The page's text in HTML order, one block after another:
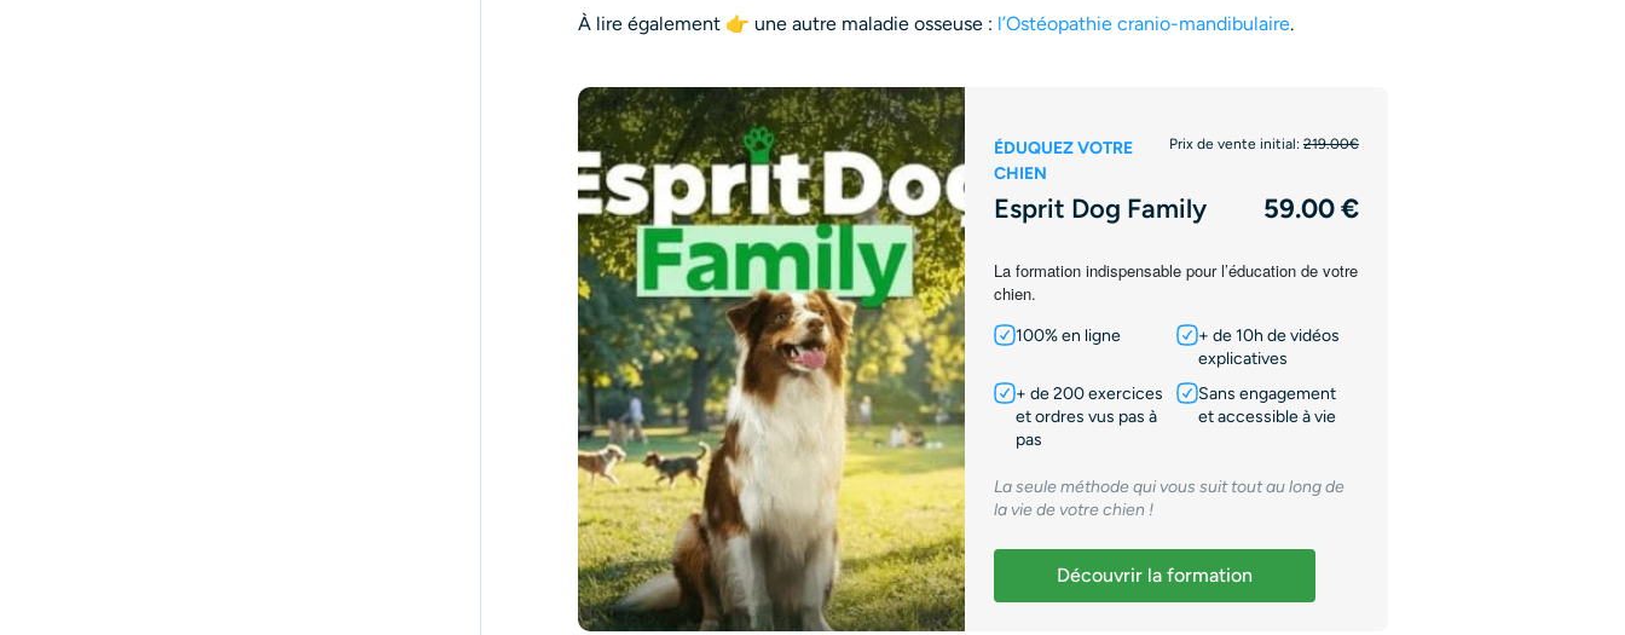
À lire également 👉 une autre maladie osseuse : l’Ostéopathie cranio-mandibulaire.
ÉDUQUEZ VOTRE
CHIEN
Prix de vente initial: 219.00€
Esprit Dog Family 59.00 €
La formation indispensable pour l’éducation de votre
chien.
100% en ligne
+ de 10h de vidéos
explicatives
+ de 200 exercices
et ordres vus pas à
pas
Sans engagement
et accessible à vie
La seule méthode qui vous suit tout au long de
la vie de votre chien !
Découvrir la formation